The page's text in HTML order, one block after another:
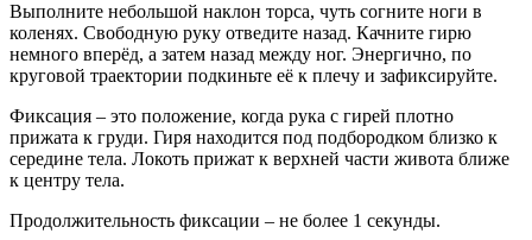
Выполните небольшой наклон торса, чуть согните ноги в
коленях. Свободную руку отведите назад. Качните гирю
немного вперёд, а затем назад между ног. Энергично, по
круговой траектории подкиньте её к плечу и зафиксируйте.
Фиксация – это положение, когда рука с гирей плотно
прижата к груди. Гиря находится под подбородком близко к
середине тела. Локоть прижат к верхней части живота ближе
к центру тела.
Продолжительность фиксации – не более 1 секунды.